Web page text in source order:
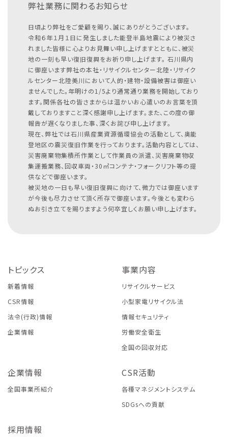
弊社業務に関わるお知らせ
日頃より弊社をご愛顧を賜り、誠にありがとうございます。
令和６年１月１日に発生しました能登半島地震により被災さ
れました皆様に心よりお見舞い申し上げますとともに、被災
地の一刻も早い復旧復興をお祈り申し上げます。 石川県内
に御座います弊社の本社・リサイクルセンター北陸・リサイク
ルセンター北陸美川において人的・建物・設備被害は御座い
ませんでした。年明けの1/5より通常通り業務を開始しており
ます。関係各社の皆さまからは温かいお心遣いのお言葉を頂
戴しておりますこと深く感謝申し上げます。また、この度の御
報告が遅くなりました事、深くお詫び申し上げます。
現在、弊社では石川県産業資源循環協会の活動として、奥能
登地区の震災復旧作業を行っております。活動内容としては、
災害廃棄物集積所作業として作業員の派遣、災害廃棄物収
集運搬業務、回収車両・30㎥コンテナ・フォークリフト等の提
供などで御座います。
被災地の一日も早い復旧復興に向けて、微力では御座います
が今後も尽力させて頂く所存で御座います。今後とも変わら
ぬお引き立てを賜りますよう何卒宜しくお願い申し上げます。
トピックス
新着情報
CSR情報
法令(行政)情報
企業情報
事業内容
リサイクルサービス
小型家電リサイクル法
情報セキュリティ
労働安全衛生
全国の回収対応
企業情報
全国事業所紹介
CSR活動
各種マネジメントシステム
SDGsへの貢献
採用情報